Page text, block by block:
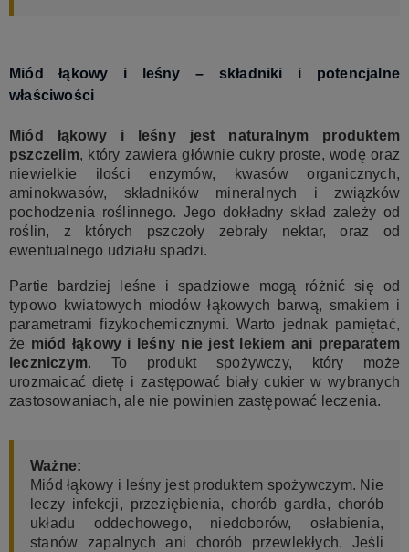
Miód łąkowy i leśny – składniki i potencjalne
właściwości
Miód łąkowy i leśny jest naturalnym produktem
pszczelim, który zawiera głównie cukry proste, wodę oraz
niewielkie ilości enzymów, kwasów organicznych,
aminokwasów, składników mineralnych i związków
pochodzenia roślinnego. Jego dokładny skład zależy od
roślin, z których pszczoły zebrały nektar, oraz od
ewentualnego udziału spadzi.
Partie bardziej leśne i spadziowe mogą różnić się od
typowo kwiatowych miodów łąkowych barwą, smakiem i
parametrami fizykochemicznymi. Warto jednak pamiętać,
że miód łąkowy i leśny nie jest lekiem ani preparatem
leczniczym. To produkt spożywczy, który może
urozmaicać dietę i zastępować biały cukier w wybranych
zastosowaniach, ale nie powinien zastępować leczenia.
Ważne:
Miód łąkowy i leśny jest produktem spożywczym. Nie
leczy infekcji, przeziębienia, chorób gardła, chorób
układu oddechowego, niedoborów, osłabienia,
stanów zapalnych ani chorób przewlekłych. Jeśli